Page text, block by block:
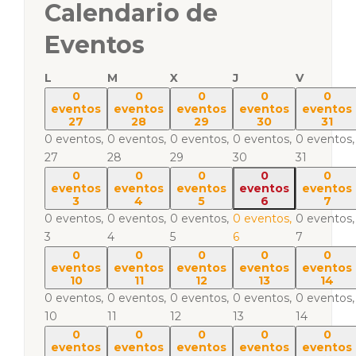
Calendario de
Eventos
L M X J
V
0
eventos
27
0 eventos,
27
0
eventos
28
0 eventos,
28
0
eventos
29
0 eventos,
29
0
eventos
30
0 eventos,
30
0
eventos
31
0 eventos,
31
0
eventos
3
0 eventos,
3
0
eventos
4
0 eventos,
4
0
eventos
5
0 eventos,
5
0
eventos
6
0 eventos,
6
0
eventos
7
0 eventos,
7
0
eventos
10
0 eventos,
10
0
eventos
11
0 eventos,
11
0
eventos
12
0 eventos,
12
0
eventos
13
0 eventos,
13
0
eventos
14
0 eventos,
14
0
eventos
0
eventos
0
eventos
0
eventos
0
eventos